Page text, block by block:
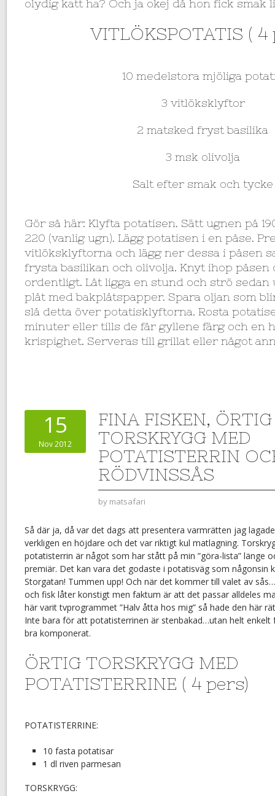
olydig katt ha? Och ja okej då hon fick smak
VITLÖKSPOTATIS ( 4
10 medelstora mjöliga
3 vitlöksklyftor
2 matsked fryst basilika
3 msk olivolja
Salt efter smak och tycke
Gör så här: Klyfta potatisen. Sätt ugnen på
220 (vanlig ugn). Lägg potatisen i en påse.
vitlöksklyftorna och lägg ner dessa i påsen
frysta basilikan och olivolja. Knyt ihop påsen
ordentligt. Låt ligga en stund och strö sedan
plåt med bakplåtspapper. Spara oljan som
slå detta över potatisklyftorna. Rosta
minuter eller tills de får gyllene färg och en
krispighet. Serveras till grillat eller något
15
Nov 2012
FINA FISKEN, ÖRTIG
TORSKRYGG MED
POTATISTERRIN
RÖDVINSSÅS
by matsafari
Så där ja, då var det dags att presentera varmrätten jag
verkligen en höjdare och det var riktigt kul matlagning.
potatisterrin är något som har stått på min ”göra-lista” länge
premiär. Det kan vara det godaste i potatisväg som någonsin
Storgatan! Tummen upp! Och när det kommer till valet av
och fisk låter konstigt men faktum är att det passar alldeles
här varit tvprogrammet ”Halv åtta hos mig” så hade den här
Inte bara för att potatisterrinen är stenbakad…utan helt
bra komponerat.
ÖRTIG TORSKRYGG MED
POTATISTERRINE ( 4 pers)
POTATISTERRINE:
10 fasta potatisar
1 dl riven parmesan
TORSKRYGG: